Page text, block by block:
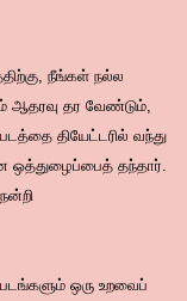
நீங்கள் நல்ல
ஆதரவு தர வேண்டும்,
தியேட்டரில் வந்து
ஒத்துழைப்பைத் தந்தார்.
ஒரு உறவைப்